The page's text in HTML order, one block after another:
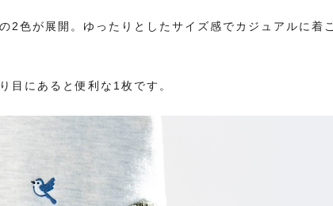
2色が展開。ゆったりとしたサイズ感でカジュアルに着こ
目にあると便利な1枚です。